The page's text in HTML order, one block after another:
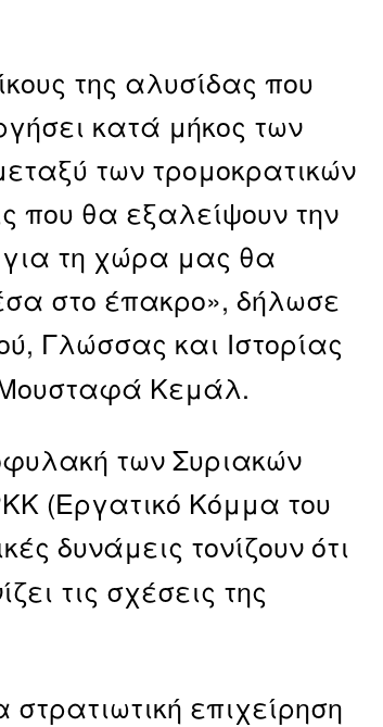
της αλυσίδας που
κατά μήκος των
των τρομοκρατικών
που θα εξαλείψουν την
για τη χώρα μας θα
στο έπακρο», δήλωσε
Γλώσσας και Ιστορίας
Μουσταφά Κεμάλ.
των Συριακών
(Εργατικό Κόμμα του
δυνάμεις τονίζουν ότι
τις σχέσεις της
επιχείρηση